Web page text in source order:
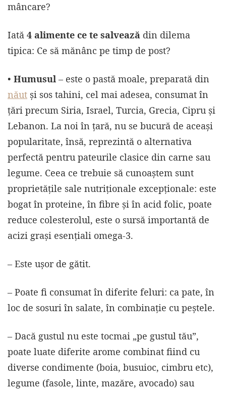
mâncare?
Iată 4 alimente ce te salvează din dilema
tipica: Ce să mănânc pe timp de post?
• Humusul – este o pastă moale, preparată din
năut și sos tahini, cel mai adesea, consumat în
ţări precum Siria, Israel, Turcia, Grecia, Cipru şi
Lebanon. La noi în țară, nu se bucură de aceași
popularitate, însă, reprezintă o alternativa
perfectă pentru pateurile clasice din carne sau
legume. Ceea ce trebuie să cunoaștem sunt
proprietăţile sale nutriţionale excepţionale: este
bogat în proteine, în fibre și în acid folic, poate
reduce colesterolul, este o sursă importantă de
acizi graşi esenţiali omega-3.
– Este ușor de gătit.
– Poate fi consumat în diferite feluri: ca pate, în
loc de sosuri în salate, în combinație cu peștele.
– Dacă gustul nu este tocmai „pe gustul tău”,
poate luate diferite arome combinat fiind cu
diverse condimente (boia, busuioc, cimbru etc),
legume (fasole, linte, mazăre, avocado) sau